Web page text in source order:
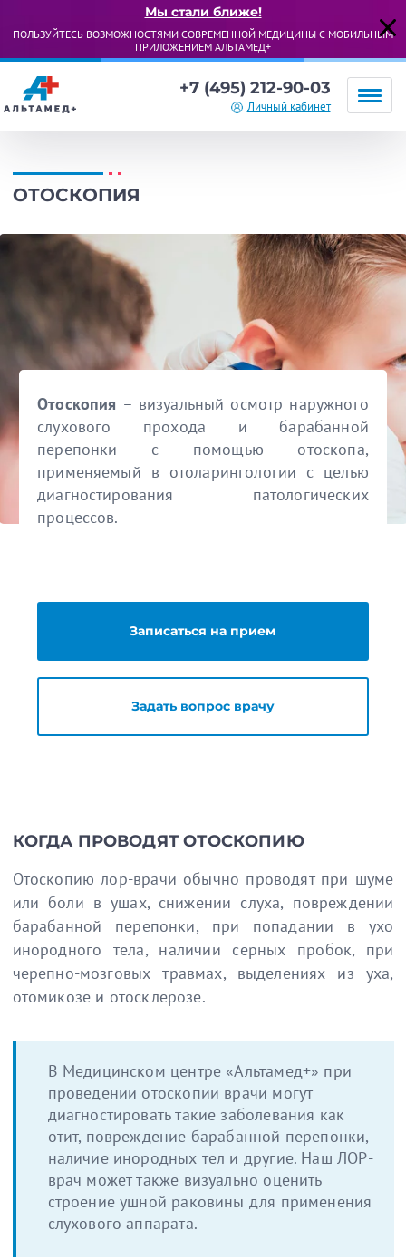
Мы стали ближе!
ПОЛЬЗУЙТЕСЬ ВОЗМОЖНОСТЯМИ СОВРЕМЕННОЙ МЕДИЦИНЫ С МОБИЛЬНЫМ
ПРИЛОЖЕНИЕМ АЛЬТАМЕД+
+7 (495) 212-90-03
Личный кабинет
ОТОСКОПИЯ
Отоскопия – визуальный осмотр наружного
слухового прохода и барабанной
перепонки с помощью отоскопа,
применяемый в отоларингологии с целью
диагностирования патологических
процессов.
Записаться на прием
Задать вопрос врачу
КОГДА ПРОВОДЯТ ОТОСКОПИЮ
Отоскопию лор-врачи обычно проводят при шуме
или боли в ушах, снижении слуха, повреждении
барабанной перепонки, при попадании в ухо
инородного тела, наличии серных пробок, при
черепно-мозговых травмах, выделениях из уха,
отомикозе и отосклерозе.
В Медицинском центре «Альтамед+» при
проведении отоскопии врачи могут
диагностировать такие заболевания как
отит, повреждение барабанной перепонки,
наличие инородных тел и другие. Наш ЛОР-
врач может также визуально оценить
строение ушной раковины для применения
слухового аппарата.